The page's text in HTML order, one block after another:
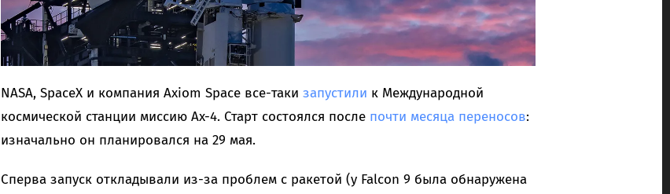
NASA, SpaceX и компания Axiom Space все-таки запустили к Международной
космической станции миссию Ax-4. Старт состоялся после почти месяца переносов:
изначально он планировался на 29 мая.
Сперва запуск откладывали из-за проблем с ракетой (у Falcon 9 была обнаружена